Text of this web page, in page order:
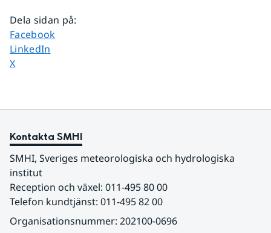
Dela sidan på:
Dela sidan på
Facebook
Dela sidan på
LinkedIn
Dela sidan på
X
Kontakta SMHI
SMHI, Sveriges meteorologiska och hydrologiska
institut
Reception och växel: 011-495 80 00
Telefon kundtjänst: 011-495 82 00
Organisationsnummer: 202100-0696